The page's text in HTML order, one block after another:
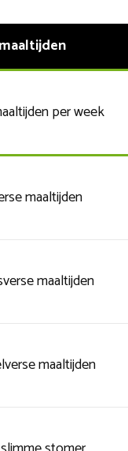
per week
maaltijden
maaltijden
maaltijden